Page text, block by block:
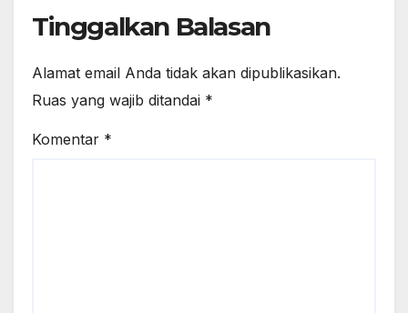
Tinggalkan Balasan
Alamat email Anda tidak akan dipublikasikan.
Ruas yang wajib ditandai *
Komentar *